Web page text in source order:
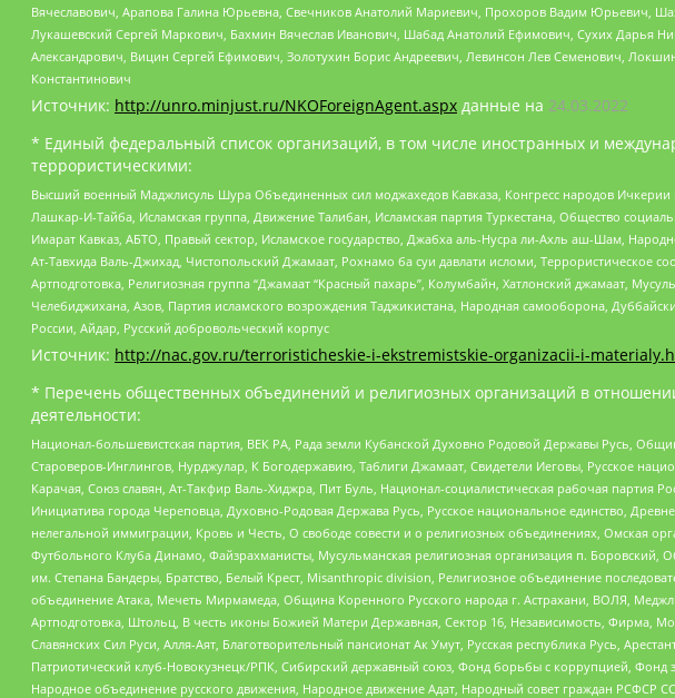
Вячеславович, Арапова Галина Юрьевна, Свечников Анатолий Мариевич, Прохоров Вадим Юрьевич,
Лукашевский Сергей Маркович, Бахмин Вячеслав Иванович, Шабад Анатолий Ефимович, Сухих Дарья
Александрович, Вицин Сергей Ефимович, Золотухин Борис Андреевич, Левинсон Лев Семенович,
Константинович
Источник: http://unro.minjust.ru/NKOForeignAgent.aspx данные на 24.03.2022
* Единый федеральный список организаций, в том числе иностранных и
террористическими:
Высший военный Маджлисуль Шура Объединенных сил моджахедов Кавказа, Конгресс народов Ичкерии
Лашкар-И-Тайба, Исламская группа, Движение Талибан, Исламская партия Туркестана, Общество
Имарат Кавказ, АБТО, Правый сектор, Исламское государство, Джабха аль-Нусра ли-Ахль аш-Шам,
Ат-Тавхида Валь-Джихад, Чистопольский Джамаат, Рохнамо ба суи давлати исломи,
Артподготовка, Религиозная группа “Джамаат “Красный пахарь”, Колумбайн, Хатлонский джамаат,
Челебиджихана, Азов, Партия исламского возрождения Таджикистана, Народная самооборона,
России, Айдар, Русский добровольческий корпус
Источник: http://nac.gov.ru/terroristicheskie-i-ekstremistskie-organizacii-i-
* Перечень общественных объединений и религиозных организаций в
деятельности:
Национал-большевистская партия, ВЕК РА, Рада земли Кубанской Духовно Родовой Державы Русь,
Староверов-Инглингов, Нурджулар, К Богодержавию, Таблиги Джамаат, Свидетели Иеговы, Русское
Карачая, Союз славян, Ат-Такфир Валь-Хиджра, Пит Буль, Национал-социалистическая рабочая
Инициатива города Череповца, Духовно-Родовая Держава Русь, Русское национальное единство,
нелегальной иммиграции, Кровь и Честь, О свободе совести и о религиозных объединениях, Омская
Футбольного Клуба Динамо, Файзрахманисты, Мусульманская религиозная организация п.
им. Степана Бандеры, Братство, Белый Крест, Misanthropic division, Религиозное объединение
объединение Атака, Мечеть Мирмамеда, Община Коренного Русского народа г. Астрахани, ВОЛЯ,
Артподготовка, Штольц, В честь иконы Божией Матери Державная, Сектор 16, Независимость, Фирма,
Славянских Сил Руси, Алля-Аят, Благотворительный пансионат Ак Умут, Русская республика Русь,
Патриотический клуб-Новокузнецк/РПК, Сибирский державный союз, Фонд борьбы с коррупцией, Фонд
Народное объединение русского движения, Народное движение Адат, Народный совет граждан РСФСР